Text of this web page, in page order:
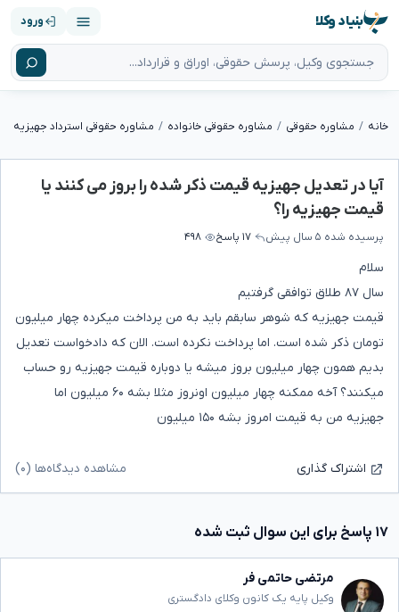
بنیاد وکلا ورود
خانه مشاوره حقوقی مشاوره حقوقی خانواده مشاوره حقوقی استرداد جهیزیه
آیا در تعدیل جهیزیه قیمت ذکر شده را بروز می کنند یا
قیمت جهیزیه را؟
پرسیده شده ۵ سال پیش ۱۷ پاسخ ۴۹۸
سلام
سال ۸۷ طلاق توافقی گرفتیم
قیمت جهیزیه که شوهر سابقم باید به من پرداخت میکرده چهار میلیون
تومان ذکر شده است. اما پرداخت نکرده است. الان که دادخواست تعدیل
بدیم همون چهار میلیون بروز میشه یا دوباره قیمت جهیزیه رو حساب
میکنند؟ آخه ممکنه چهار میلیون اونروز مثلا بشه ۶۰ میلیون اما
جهیزیه من به قیمت امروز بشه ۱۵۰ میلیون
اشتراک گذاری مشاهده دیدگاه‌ها (۰)
۱۷ پاسخ برای این سوال ثبت شده
مرتضی حاتمی فر
وکیل پایه یک کانون وکلای دادگستری